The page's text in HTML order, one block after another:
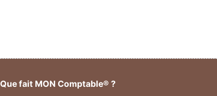
Que fait MON Comptable® ?